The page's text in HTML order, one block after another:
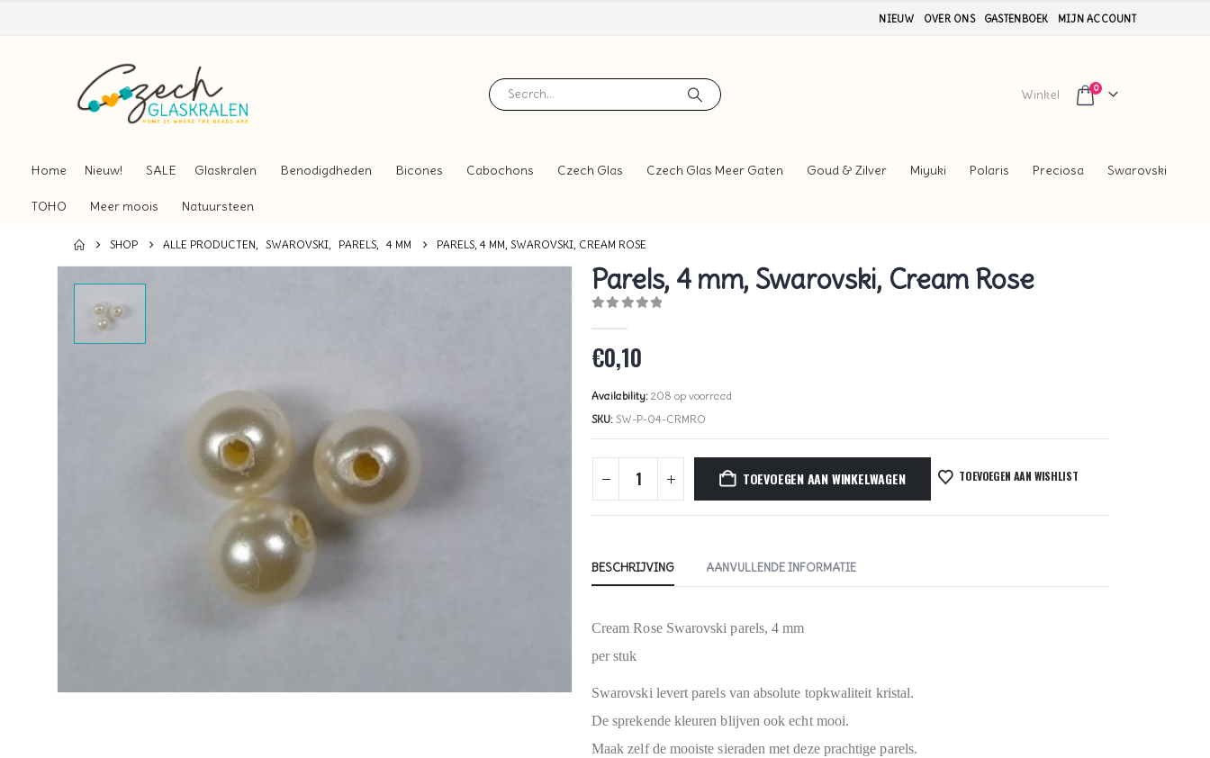
NIEUW OVER ONS GASTENBOEK MIJN ACCOUNT
Winkel 0
Home Nieuw! SALE Glaskralen Benodigdheden Bicones Cabochons Czech Glas Czech Glas Meer Gaten Goud & Zilver Miyuki Polaris Preciosa Swarovski
TOHO Meer moois Natuursteen
SHOP ALLE PRODUCTEN, SWAROVSKI, PARELS, 4 MM PARELS, 4 MM, SWAROVSKI, CREAM ROSE
Parels, 4 mm, Swarovski, Cream Rose
€0,10
Availability: 208 op voorraad
SKU: SW-P-04-CRMRO
TOEVOEGEN AAN WINKELWAGEN TOEVOEGEN AAN WISHLIST
BESCHRIJVING AANVULLENDE INFORMATIE
Cream Rose Swarovski parels, 4 mm
per stuk
Swarovski levert parels van absolute topkwaliteit kristal.
De sprekende kleuren blijven ook echt mooi.
Maak zelf de mooiste sieraden met deze prachtige parels.